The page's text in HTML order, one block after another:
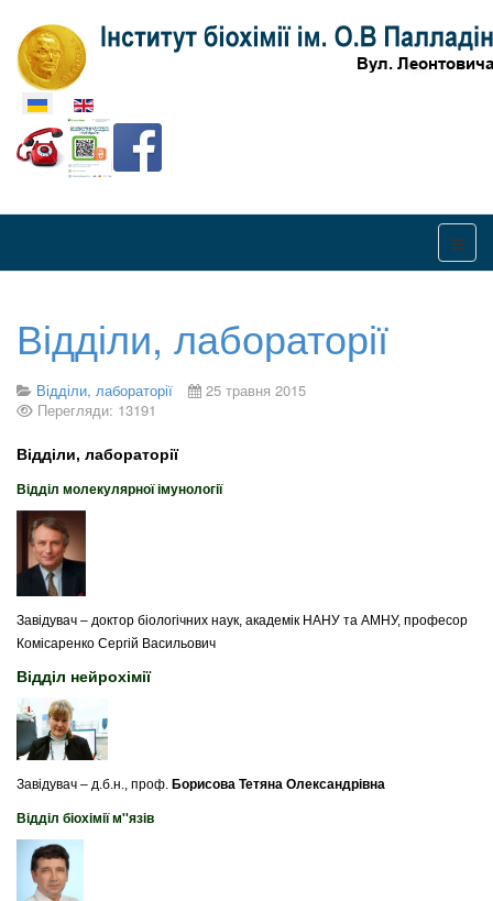
Оберіть свою мову
Відділи, лабораторії
Відділи, лабораторії
25 травня 2015
Перегляди: 13191
Відділи, лабораторії
Відділ молекулярної імунології
Завідувач – доктор біологічних наук, академік НАНУ та АМНУ, професор
Комісаренко Сергій Васильович
Відділ нейрохімії
Завідувач – д.б.н., проф. Борисова Тетяна Олександрівна
Відділ біохімії м''язів